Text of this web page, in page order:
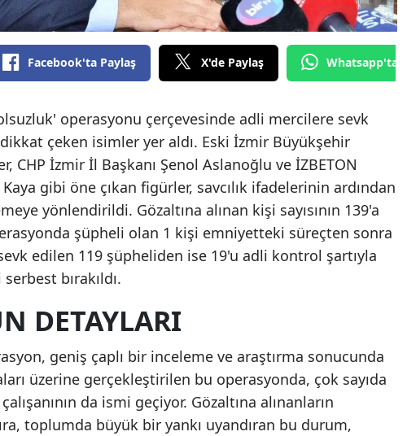
Facebook'ta Paylaş X'de Paylaş Whatsapp'tan
operasyonu çerçevesinde adli mercilere sevk
çeken isimler yer aldı. Eski İzmir Büyükşehir
CHP İzmir İl Başkanı Şenol Aslanoğlu ve İZBETON
gibi öne çıkan figürler, savcılık ifadelerinin ardından
yönlendirildi. Gözaltına alınan kişi sayısının 139'a
şüpheli olan 1 kişi emniyetteki süreçten sonra
edilen 119 şüpheliden ise 19'u adli kontrol şartıyla
bırakıldı.
DETAYLARI
geniş çaplı bir inceleme ve araştırma sonucunda
üzerine gerçekleştirilen bu operasyonda, çok sayıda
da ismi geçiyor. Gözaltına alınanların
toplumda büyük bir yankı uyandıran bu durum,